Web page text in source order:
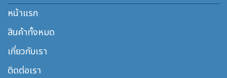
หน้าแรก
สินค้าทั้งหมด
เกี่ยวกับเรา
ติดต่อเรา